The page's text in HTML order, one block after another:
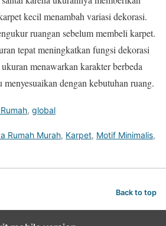
kecil menambah variasi dekorasi.
ruangan sebelum membeli karpet.
tepat meningkatkan fungsi dekorasi
menawarkan karakter berbeda
dengan kebutuhan ruang.
, global
Rumah Murah, Karpet, Motif Minimalis,
Back to top